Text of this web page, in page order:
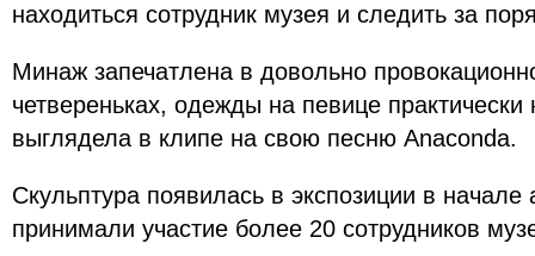
находиться сотрудник музея и следить за
Минаж запечатлена в довольно
четвереньках, одежды на певице практически
выглядела в клипе на свою песню Anaconda.
Скульптура появилась в экспозиции в начале
принимали участие более 20 сотрудников